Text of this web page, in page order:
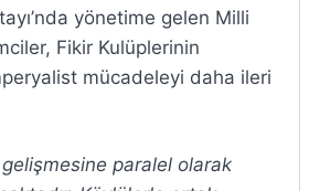
yönetime gelen Milli
Fikir Kulüplerinin
mücadeleyi daha ileri
gelişmesine paralel olarak